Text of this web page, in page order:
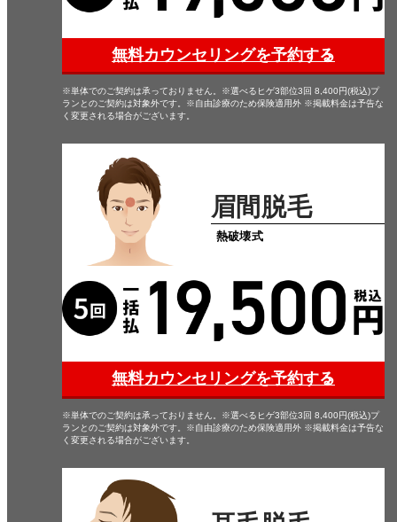
無料カウンセリングを予約する
※単体でのご契約は承っておりません。※選べるヒゲ3部位3回 8,400円(税込)プ
ランとのご契約は対象外です。※自由診療のため保険適用外 ※掲載料金は予告な
く変更される場合がございます。
眉間脱毛
熱破壊式
無料カウンセリングを予約する
※単体でのご契約は承っておりません。※選べるヒゲ3部位3回 8,400円(税込)プ
ランとのご契約は対象外です。※自由診療のため保険適用外 ※掲載料金は予告な
く変更される場合がございます。